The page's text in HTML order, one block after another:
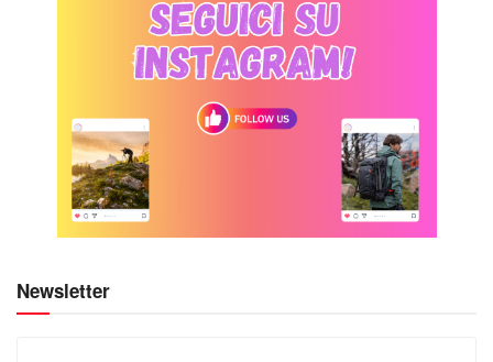
Newsletter